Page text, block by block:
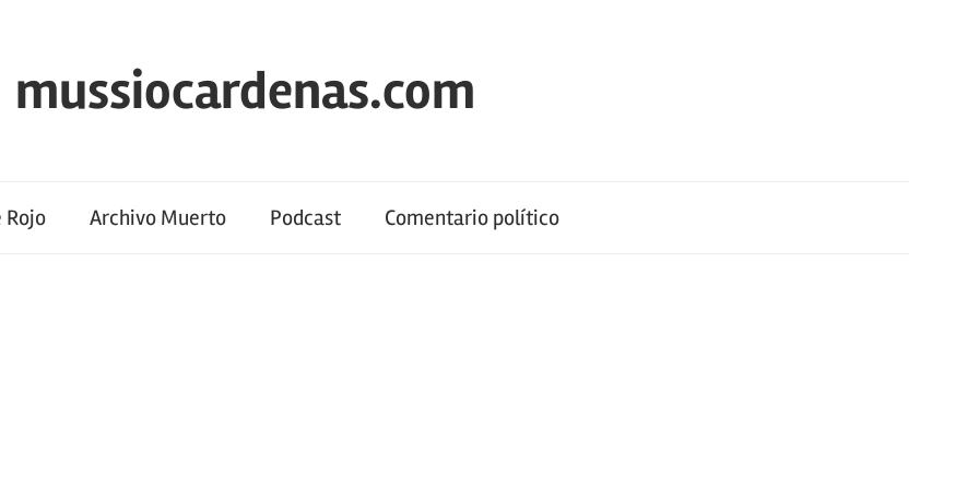
mussiocardenas.com
Archivo Muerto Podcast Comentario político